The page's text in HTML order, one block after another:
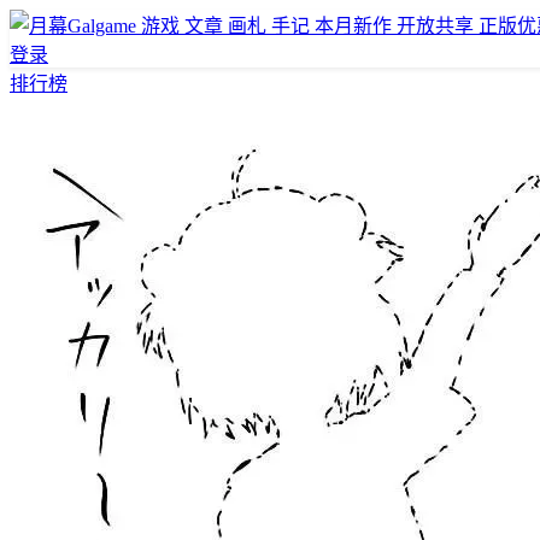
游戏 文章 画札 手记 本月新作 开放共享 正版
登录
排行榜